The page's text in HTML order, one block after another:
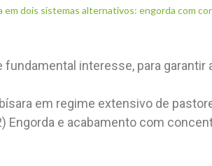
dois sistemas alternativos: engorda com
interesse, para garantir
em regime extensivo de
Engorda e acabamento com